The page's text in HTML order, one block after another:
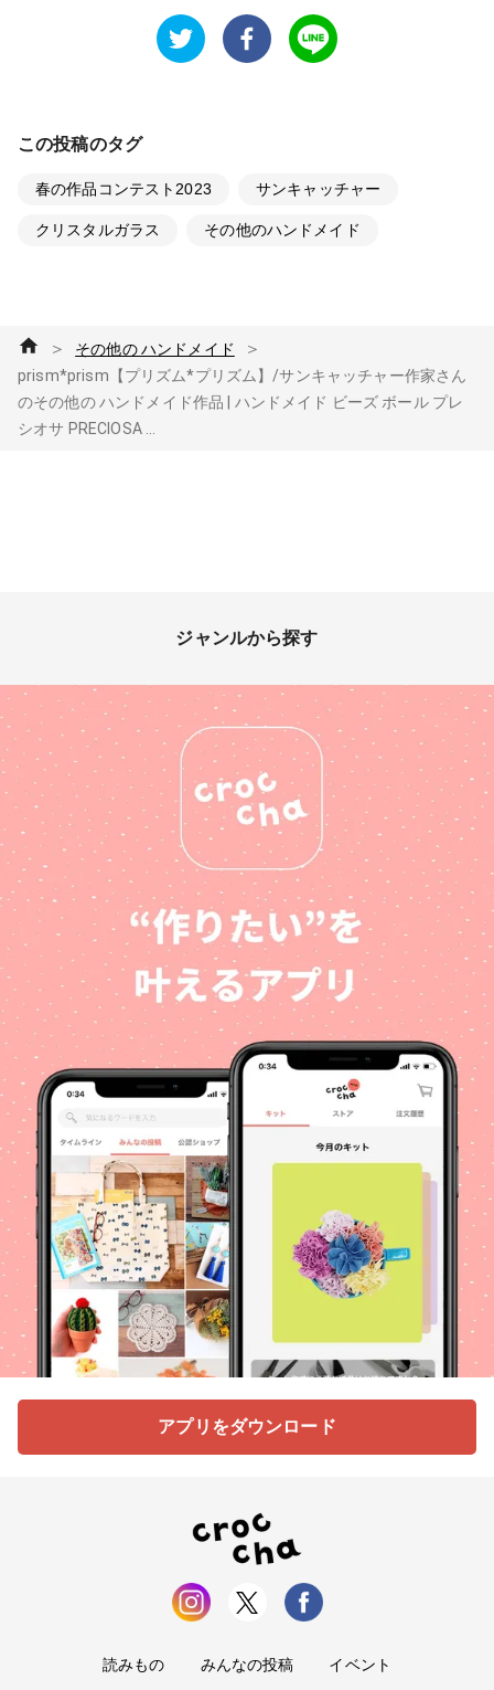
この投稿のタグ
春の作品コンテスト2023 サンキャッチャー
クリスタルガラス その他のハンドメイド
＞ その他の ハンドメイド ＞
prism*prism【プリズム*プリズム】/サンキャッチャー作家さん
のその他の ハンドメイド作品 | ハンドメイド ビーズ ボール プレ
シオサ PRECIOSA ...
ジャンルから探す
アプリをダウンロード
読みもの みんなの投稿 イベント